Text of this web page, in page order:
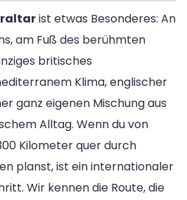
ist etwas Besonderes: An
am Fuß des berühmten
britisches
Klima, englischer
ganz eigenen Mischung aus
Alltag. Wenn du von
Kilometer quer durch
planst, ist ein internationaler
Wir kennen die Route, die